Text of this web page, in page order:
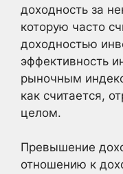
доходность за
которую часто
доходностью
эффективность
рыночным
как считается,
целом.
Превышение
отношению к